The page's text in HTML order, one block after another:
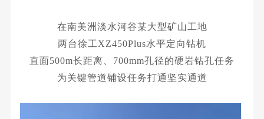
在南美洲淡水河谷某大型矿山工地
两台徐工XZ450Plus水平定向钻机
直面500m长距离、700mm孔径的硬岩钻孔任务
为关键管道铺设任务打通坚实通道